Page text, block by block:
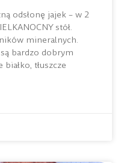
odsłonę jajek – w 2
stół.
mineralnych.
bardzo dobrym
tłuszcze